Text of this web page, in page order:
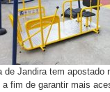
de Jandira tem apostado
a fim de garantir mais